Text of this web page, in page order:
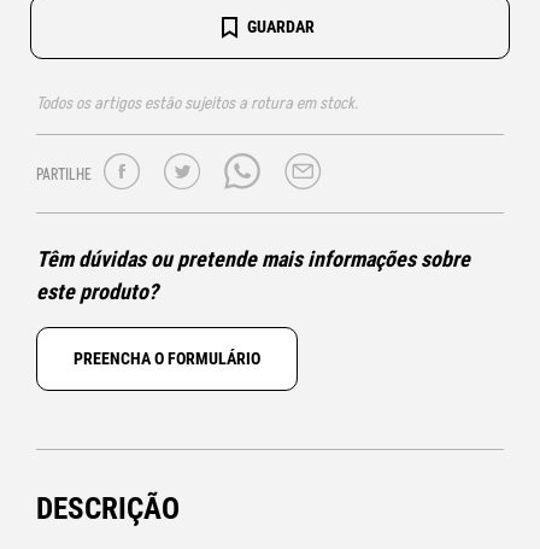
GUARDAR
Todos os artigos estão sujeitos a rotura em stock.
PARTILHE
Têm dúvidas ou pretende mais informações sobre
este produto?
PREENCHA O FORMULÁRIO
DESCRIÇÃO